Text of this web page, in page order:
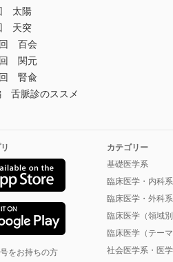
太陽
天突
百会
関元
腎兪
舌脈診のススメ
をお持ちの方
カテゴリー
基礎医学系
臨床医学・内科系
臨床医学・外科系
臨床医学（領域別
臨床医学（テーマ
社会医学系・医